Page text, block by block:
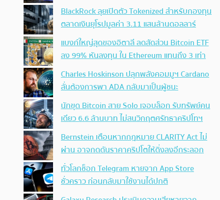
BlackRock ลุยเปิดตัว Tokenized สำหรับกองทุน
ตลาดเงินยุโรปมูลค่า 3.11 แสนล้านดอลลาร์
แบงก์ใหญ่สุดของอิตาลี ลดสัดส่วน Bitcoin ETF
ลง 99% หันลงทุน ใน Ethereum แทนถึง 3 เท่า
Charles Hoskinson ปลุกพลังคอมมูฯ Cardano
ลั่นต้องการพา ADA กลับมาเป็นผู้ชนะ
นักขุด Bitcoin สาย Solo เจอบล็อก รับทรัพย์คน
เดียว 6.6 ล้านบาท ไม่สนวิกฤตศรัทธาคริปโทฯ
Bernstein เตือนหากกฎหมาย CLARITY Act ไม่
ผ่าน อาจกดดันราคาคริปโตให้ดิ่งลงอีกระลอก
ทั่วโลกช็อก Telegram หายจาก App Store
ชั่วคราว ก่อนกลับมาใช้งานได้ปกติ